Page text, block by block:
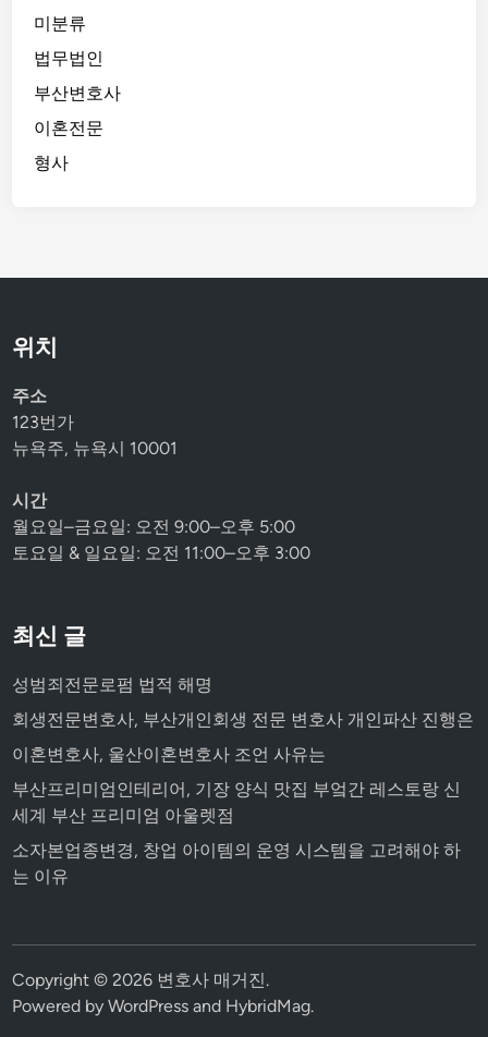
미분류
법무법인
부산변호사
이혼전문
형사
위치
주소
123번가
뉴욕주, 뉴욕시 10001
시간
월요일–금요일: 오전 9:00–오후 5:00
토요일 & 일요일: 오전 11:00–오후 3:00
최신 글
성범죄전문로펌 법적 해명
회생전문변호사, 부산개인회생 전문 변호사 개인파산 진행은
이혼변호사, 울산이혼변호사 조언 사유는
부산프리미엄인테리어, 기장 양식 맛집 부엌간 레스토랑 신
세계 부산 프리미엄 아울렛점
소자본업종변경, 창업 아이템의 운영 시스템을 고려해야 하
는 이유
Copyright © 2026 변호사 매거진.
Powered byWordPress and HybridMag.